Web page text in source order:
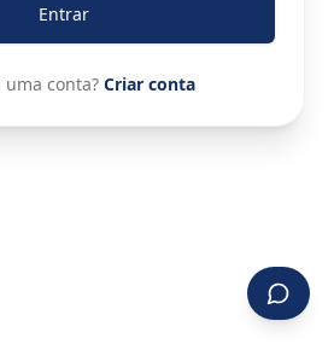
Entrar
uma conta? Criar conta